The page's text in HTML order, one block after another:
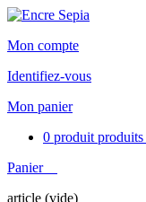
Mon compte
Identifiez-vous
Mon panier
0 produit produits
Panier
article (vide)